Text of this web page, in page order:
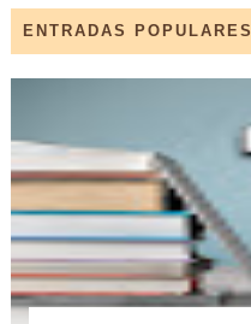
ENTRADAS POPULARES